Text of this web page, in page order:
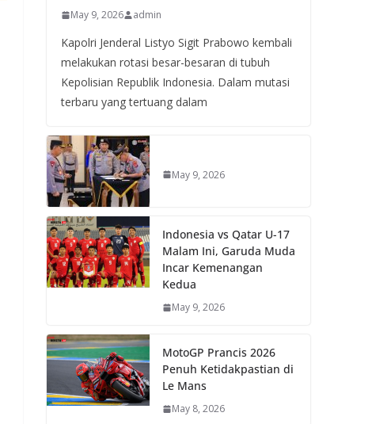
May 9, 2026 admin
Kapolri Jenderal Listyo Sigit Prabowo kembali
melakukan rotasi besar-besaran di tubuh
Kepolisian Republik Indonesia. Dalam mutasi
terbaru yang tertuang dalam
May 9, 2026
Indonesia vs Qatar U-17
Malam Ini, Garuda Muda
Incar Kemenangan
Kedua
May 9, 2026
MotoGP Prancis 2026
Penuh Ketidakpastian di
Le Mans
May 8, 2026